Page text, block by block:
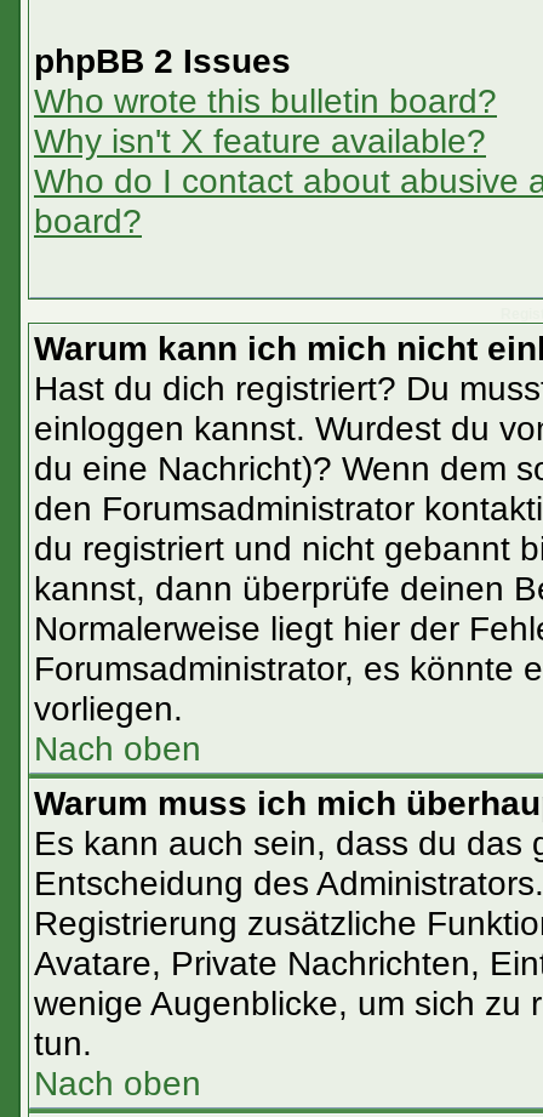
phpBB 2 Issues
Who wrote this bulletin board?
Why isn't X feature available?
Who do I contact about abusive
board?
Warum kann ich mich nicht
Hast du dich registriert? Du
einloggen kannst. Wurdest du
du eine Nachricht)? Wenn dem
den Forumsadministrator
du registriert und nicht gebannt
kannst, dann überprüfe deinen
Normalerweise liegt hier der
Forumsadministrator, es könnte
vorliegen.
Nach oben
Warum muss ich mich
Es kann auch sein, dass du das
Entscheidung des
Registrierung zusätzliche
Avatare, Private Nachrichten,
wenige Augenblicke, um sich zu
tun.
Nach oben